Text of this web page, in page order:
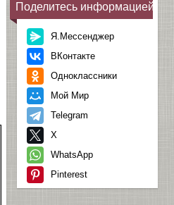
Поделитесь информацией
Я.Мессенджер
ВКонтакте
Одноклассники
Мой Мир
Telegram
X
WhatsApp
Pinterest